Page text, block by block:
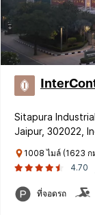
Sitapura
Jaipur, 302022,
1008 ไมล์ (1623
4.70
ที่จอดรถ